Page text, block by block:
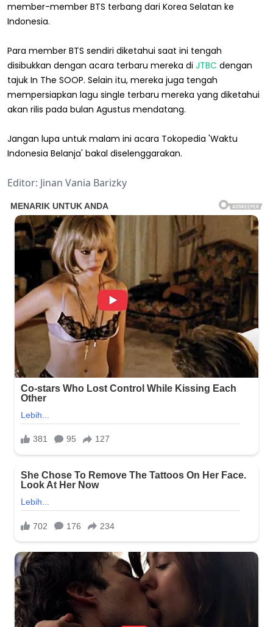
member-member BTS terbang dari Korea Selatan ke
Indonesia.
Para member BTS sendiri diketahui saat ini tengah
disibukkan dengan acara terbaru mereka di JTBC dengan
tajuk In The SOOP. Selain itu, mereka juga tengah
mempersiapkan lagu single terbaru mereka yang diketahui
akan rilis pada bulan Agustus mendatang.
Jangan lupa untuk malam ini acara Tokopedia 'Waktu
Indonesia Belanja' bakal diselenggarakan.
Editor: Jinan Vania Barizky